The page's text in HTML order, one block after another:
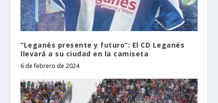
“Leganés presente y futuro”: El CD Leganés
llevará a su ciudad en la camiseta
6 de febrero de 2024